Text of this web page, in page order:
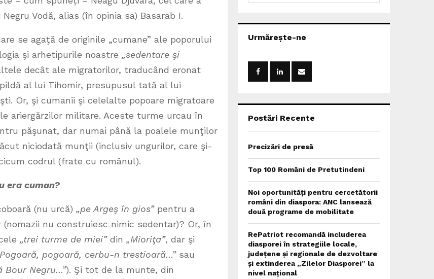
Vodă, alias (în opinia sa) Basarab I.
se agaţă de originile „cumane” ale poporului
şi arhetipurile noastre „sedentare şi
decât ale migratorilor, traducând eronat
al lui Tihomir, presupusul tată al lui
Or, şi cumanii şi celelalte popoare migratoare
ariergărzilor militare. Aceste turme urcau în
păşunat, dar numai până la poalele munţilor
niciodată munţii (inclusiv ungurilor, care şi-
codrul (frate cu românul).
era cuman?
(nu urcă) „pe Argeş în gios”pentru a
nu construiesc nimic sedentar)? Or, în
„trei turme de miei”din „Mioriţa”, dar şi
pogoară, cerbu-n trestioară…”sau
Negru…”). Şi tot de la munte, din
h
o
:
Urmărește-ne
Postări Recente
Precizări de presă
Top 100 Români de Pretutindeni
Noi oportunități pentru cercetătorii
români din diaspora: ANC lansează
două programe de mobilitate
RePatriot recomandă includerea
diasporei în strategiile locale,
județene și regionale de dezvoltare
și extinderea „Zilelor Diasporei” la
nivel național